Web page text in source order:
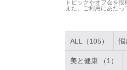
トピックやオフ会を
また、ご利用にあたっ
ALL（105） 悩
美と健康 （1）